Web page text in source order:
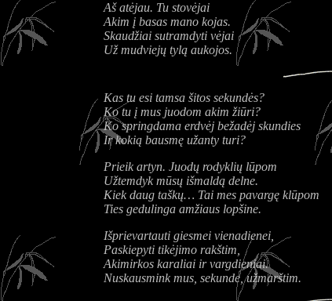
Aš atėjau. Tu stovėjai
Akim į basas mano kojas.
Skaudžiai sutramdyti vėjai
Už mudviejų tylą aukojos.
Kas tu esi tamsa šitos sekundės?
Ko tu į mus juodom akim žiūri?
Ko springdama erdvėj bežadėj skundies
Ir kokią bausmę užanty turi?
Prieik artyn. Juodų rodyklių lūpom
Užtemdyk mūsų išmaldą delne.
Kiek daug taškų… Tai mes pavargę klūpom
Ties gedulinga amžiaus lopšine.
Išprievartauti giesmei vienadienei,
Paskiepyti tikėjimo rakštim,
Akimirkos karaliai ir vargdieniai.
Nuskausmink mus, sekunde, užmarštim.